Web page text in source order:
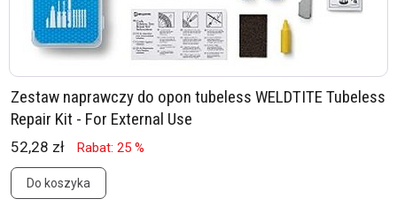
Zestaw naprawczy do opon tubeless WELDTITE Tubeless
Repair Kit - For External Use
52,28 zł Rabat: 25 %
Do koszyka